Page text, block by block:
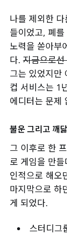
나를 제외한
들이었고, 폐
노력을 쏟아부
다. 지금으로
그는 있었지만
컵 서비스는 1
에디터는 문제
불운 그리고 깨
그 이후로 한
로 게임을 만
인적으로 해오
마지막으로 하
게 되었다.
스터디그